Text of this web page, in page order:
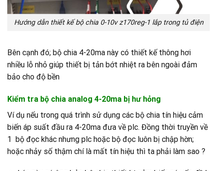
Hướng dẫn thiết kế bộ chia 0-10v z170reg-1 lắp trong tủ điện
Bên cạnh đó; bộ chia 4-20ma này có thiết kế thông hơi
nhiều lỗ nhỏ giúp thiết bị tản bớt nhiệt ra bên ngoài đảm
bảo cho độ bền
Kiểm tra bộ chia analog 4-20ma bị hư hỏng
Ví dụ nếu trong quá trình sử dụng các bộ chia tín hiệu cảm
biến áp suất đầu ra 4-20ma đưa về plc. Đồng thời truyền về
1 bộ đọc khác nhưng plc hoặc bộ đọc luôn bị chập hờn;
hoặc nhảy số thậm chí là mất tín hiệu thì ta phải làm sao ?